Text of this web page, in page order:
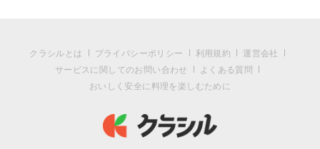
クラシルとは プライバシーポリシー 利用規約
運営会社
サービスに関してのお問い合わせ
よくある質問
おいしく安全に料理を楽しむために